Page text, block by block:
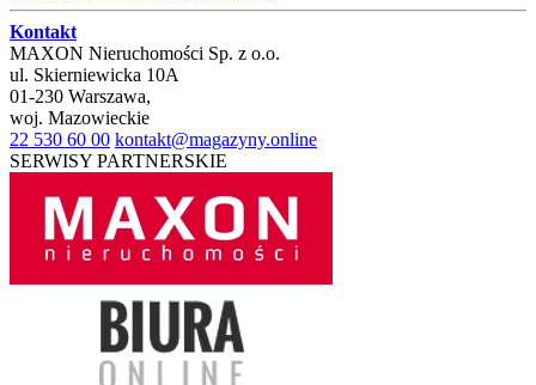
Kontakt
MAXON Nieruchomości Sp. z o.o.
ul. Skierniewicka 10A
01-230 Warszawa,
woj. Mazowieckie
22 530 60 00 kontakt@magazyny.online
SERWISY PARTNERSKIE